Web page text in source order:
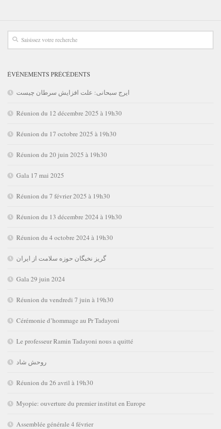
ÉVÉNEMENTS PRÉCÉDENTS
ایرج سبحانی: علت افزایش سرطان چیست
Réunion du 12 décembre 2025 à 19h30
Réunion du 17 octobre 2025 à 19h30
Réunion du 20 juin 2025 à 19h30
Gala 17 mai 2025
Réunion du 7 février 2025 à 19h30
Réunion du 13 décembre 2024 à 19h30
Réunion du 4 octobre 2024 à 19h30
گریز نخبگان حوزه سلامت از ایران
Gala 29 juin 2024
Réunion du vendredi 7 juin à 19h30
Cérémonie d’hommage au Pr Tadayoni
Le professeur Ramin Tadayoni nous a quitté
روحش شاد
Réunion du 26 avril à 19h30
Myopie: ouverture du premier institut en Europe
Assemblée générale 4 février